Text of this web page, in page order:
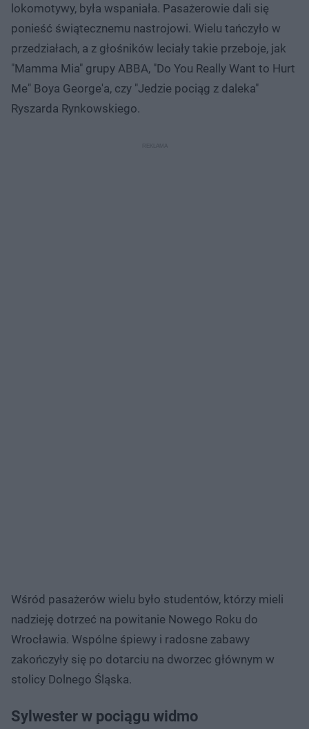
lokomotywy, była wspaniała. Pasażerowie dali się
ponieść świątecznemu nastrojowi. Wielu tańczyło w
przedziałach, a z głośników leciały takie przeboje, jak
"Mamma Mia" grupy ABBA, "Do You Really Want to Hurt
Me" Boya George'a, czy "Jedzie pociąg z daleka"
Ryszarda Rynkowskiego.
Wśród pasażerów wielu było studentów, którzy mieli
nadzieję dotrzeć na powitanie Nowego Roku do
Wrocławia. Wspólne śpiewy i radosne zabawy
zakończyły się po dotarciu na dworzec głównym w
stolicy Dolnego Śląska.
Sylwester w pociągu widmo